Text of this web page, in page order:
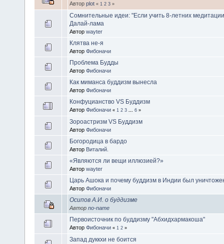
Автор plot « 1 2 3 »
Сомнительные идеи: "Если учить 8-летних
Далай-лама
Автор wayter
Клятва не-я
Автор Фибоначи
Проблема Будды
Автор Фибоначи
Как миманса буддизм вынесла
Автор Фибоначи
Конфуцианство VS Буддизм
Автор Фибоначи « 1 2 3 ... 6 »
Зороастризм VS Буддизм
Автор Фибоначи
Богородица в бардо
Автор Виталий.
«Являются ли вещи иллюзией?»
Автор wayter
Царь Ашока и почему буддизм в Индии был
Автор Фибоначи
Осипов А.И. о буддизме
Автор no-name
Первоисточник по буддизму "Абхидхармакоша"
Автор Фибоначи « 1 2 »
Запад дуккхи не боится